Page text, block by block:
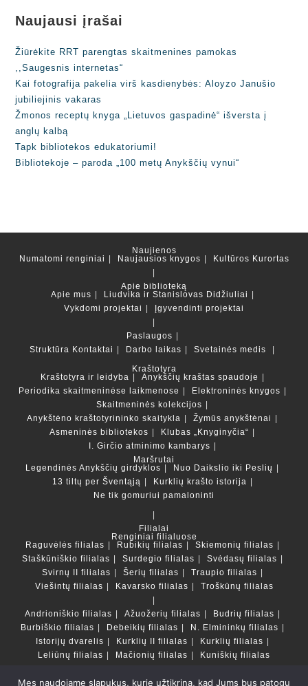
Naujausi įrašai
Žiūrėkite RRT parengtas skaitmenines pamokas
,,Saugesnis internetas“
Kai fotografija pakelia virš kasdienybės: Aloyzo Janušio
jubiliejinis vakaras
Žmonos receptų knyga „Lietuvos gaspadinė“ išversta į
anglų kalbą
Tapk bibliotekos edukatoriumi!
Bibliotekoje – paroda „100 metų Anykščių vynui“
Naujienos
Numatomi renginiai
Naujausios knygos Kultūros Kurortas
Apie biblioteką
Apie mus
Liudvika ir Stanislovas Didžiuliai
Vykdomi projektai
Įgyvendinti projektai
Paslaugos
Struktūra Kontaktai Darbo laikas
Svetainės medis
Kraštotyra
Kraštotyra ir leidyba
Anykščių kraštas spaudoje
Periodika skaitmeninėse laikmenose
Elektroninės knygos
Skaitmeninės kolekcijos
Anykštėno kraštotyrininko skaitykla
Žymūs anykštėnai
Asmeninės bibliotekos
Klubas „Knyginyčia“
I. Girčio atminimo kambarys
Maršrutai
Legendinės Anykščių girdyklos
Nuo Daikslio iki Peslių
13 tiltų per Šventąją
Kurklių krašto istorija
Ne tik gomuriui pamaloninti
Filialai
Renginiai filialuose
Raguvėlės filialas
Rubikių filialas
Skiemonių filialas
Staškūniškio filialas
Surdegio filialas
Svėdasų filialas
Svirnų II filialas
Šerių filialas
Traupio filialas
Viešintų filialas
Kavarsko filialas Troškūnų filialas
Andrioniškio filialas Ažuožerių filialas
Budrių filialas
Burbiškio filialas
Debeikių filialas
N. Elmininkų filialas
Istorijų dvarelis
Kurklių II filialas
Kurklių filialas
Leliūnų filialas
Mačionių filialas Kuniškių filialas
Mes naudojame slapukus, kurie užtikrina, kad Jums bus patogu